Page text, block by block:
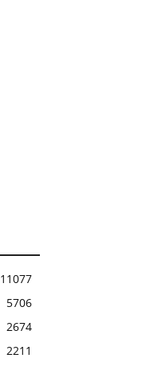
11077
5706
2674
2211